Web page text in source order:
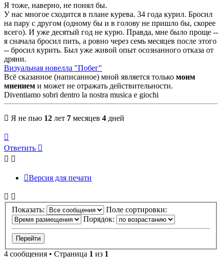
Я тоже, наверно, не понял бы.
У нас многое сходится в плане курева. 34 года курил. Бросил
на пару с другом (одному бы и в голову не пришло бы, скорее
всего). И уже десятый год не курю. Правда, мне было проще --
я сначала бросил пить, а ровно через семь месяцев после этого
-- бросил курить. Был уже живой опыт осознанного отказа от
дряни.
Визуальная новелла "Побег"
Всё сказанное (написанное) мной является только моим
мнением и может не отражать действительности.
Diventiamo sobri dentro la nostra musica e giochi
Я не пью 12 лет 7 месяцев 4 дней
к
началу
Ответить
Версия для печати
Показать:
Поле сортировки:
Порядок:
4 сообщения • Страница 1 из 1